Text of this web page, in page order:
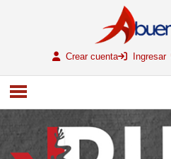
Crear cuenta Ingresar